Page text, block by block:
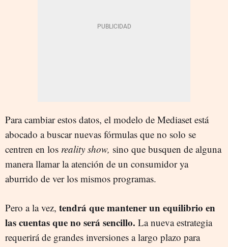
Para cambiar estos datos, el modelo de Mediaset está
abocado a buscar nuevas fórmulas que no solo se
centren en los reality show, sino que busquen de alguna
manera llamar la atención de un consumidor ya
aburrido de ver los mismos programas.
Pero a la vez, tendrá que mantener un equilibrio en
las cuentas que no será sencillo. La nueva estrategia
requerirá de grandes inversiones a largo plazo para